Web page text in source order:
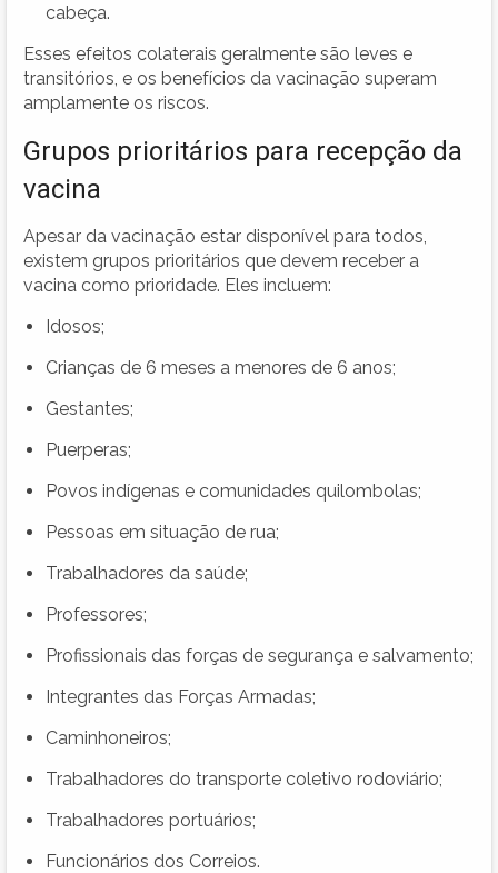
cabeça.
Esses efeitos colaterais geralmente são leves e
transitórios, e os benefícios da vacinação superam
amplamente os riscos.
Grupos prioritários para recepção da
vacina
Apesar da vacinação estar disponível para todos,
existem grupos prioritários que devem receber a
vacina como prioridade. Eles incluem:
Idosos;
Crianças de 6 meses a menores de 6 anos;
Gestantes;
Puerperas;
Povos indígenas e comunidades quilombolas;
Pessoas em situação de rua;
Trabalhadores da saúde;
Professores;
Profissionais das forças de segurança e salvamento;
Integrantes das Forças Armadas;
Caminhoneiros;
Trabalhadores do transporte coletivo rodoviário;
Trabalhadores portuários;
Funcionários dos Correios.